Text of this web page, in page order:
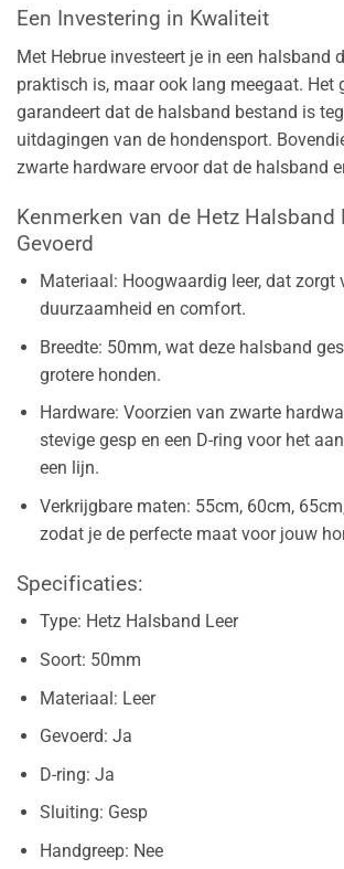
Een Investering in Kwaliteit
Met Hebrue investeert je in een halsband
praktisch is, maar ook lang meegaat. Het
garandeert dat de halsband bestand is
uitdagingen van de hondensport.
zwarte hardware ervoor dat de halsband
Kenmerken van de Hetz Halsband
Gevoerd
Materiaal: Hoogwaardig leer, dat zorgt
duurzaamheid en comfort.
Breedte: 50mm, wat deze halsband
grotere honden.
Hardware: Voorzien van zwarte
stevige gesp en een D-ring voor het
een lijn.
Verkrijgbare maten: 55cm, 60cm,
zodat je de perfecte maat voor jouw
Specificaties:
Type: Hetz Halsband Leer
Soort: 50mm
Materiaal: Leer
Gevoerd: Ja
D-ring: Ja
Sluiting: Gesp
Handgreep: Nee